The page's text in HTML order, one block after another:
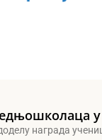
награда